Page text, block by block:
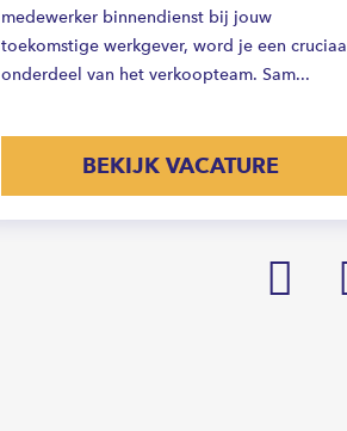
medewerker binnendienst bij jouw
toekomstige werkgever, word je een cruciaal
onderdeel van het verkoopteam. Sam...
BEKIJK VACATURE